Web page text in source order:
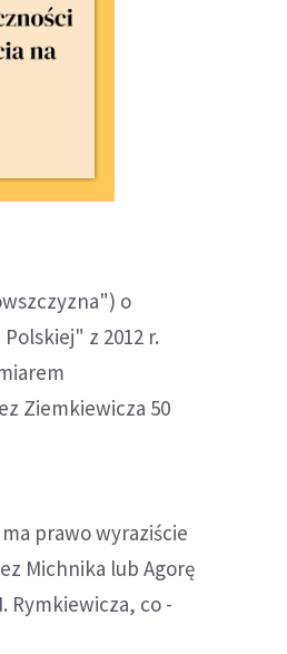
o
z 2012 r.
Ziemkiewicza 50
prawo wyraziście
Michnika lub Agorę
Rymkiewicza, co -